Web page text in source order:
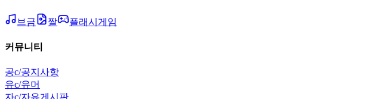
브금 짤 플래시게임
커뮤니티
공c/공지사항
유c/유머
자c/자유게시판